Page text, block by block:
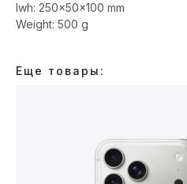
lwh: 250x50x100 mm
Weight: 500 g
Еще товары: